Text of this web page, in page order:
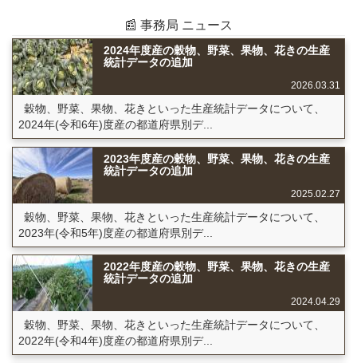
📰 事務局 ニュース
2024年度産の穀物、野菜、果物、花きの生産
統計データの追加
2026.03.31
穀物、野菜、果物、花きといった生産統計データについて、
2024年(令和6年)度産の都道府県別デ...
2023年度産の穀物、野菜、果物、花きの生産
統計データの追加
2025.02.27
穀物、野菜、果物、花きといった生産統計データについて、
2023年(令和5年)度産の都道府県別デ...
2022年度産の穀物、野菜、果物、花きの生産
統計データの追加
2024.04.29
穀物、野菜、果物、花きといった生産統計データについて、
2022年(令和4年)度産の都道府県別デ...